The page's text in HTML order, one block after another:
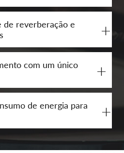
de reverberação e
+
com um único
+
de energia para
+